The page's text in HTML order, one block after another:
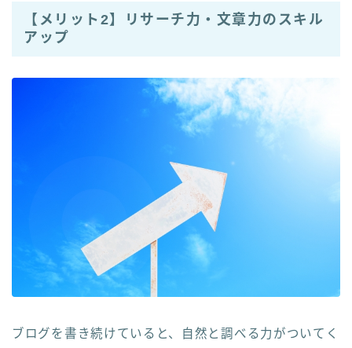
【メリット2】リサーチ力・文章力のスキル
アップ
ブログを書き続けていると、自然と調べる力がついてく